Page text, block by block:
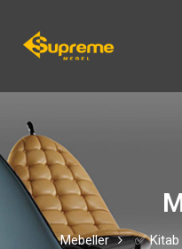
Mebeller ✅